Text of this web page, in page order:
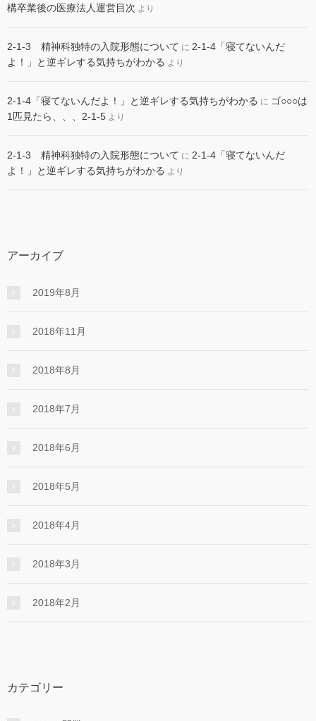
構卒業後の医療法人運営目次 より
2-1-3 精神科独特の入院形態について に 2-1-4「寝てないんだ
よ！」と逆ギレする気持ちがわかる より
2-1-4「寝てないんだよ！」と逆ギレする気持ちがわかる に ゴ○○○は
1匹見たら、、、2-1-5 より
2-1-3 精神科独特の入院形態について に 2-1-4「寝てないんだ
よ！」と逆ギレする気持ちがわかる より
アーカイブ
2019年8月
2018年11月
2018年8月
2018年7月
2018年6月
2018年5月
2018年4月
2018年3月
2018年2月
カテゴリー